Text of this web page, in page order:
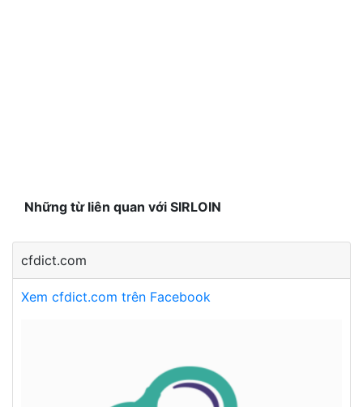
Những từ liên quan với SIRLOIN
cfdict.com
Xem cfdict.com trên Facebook